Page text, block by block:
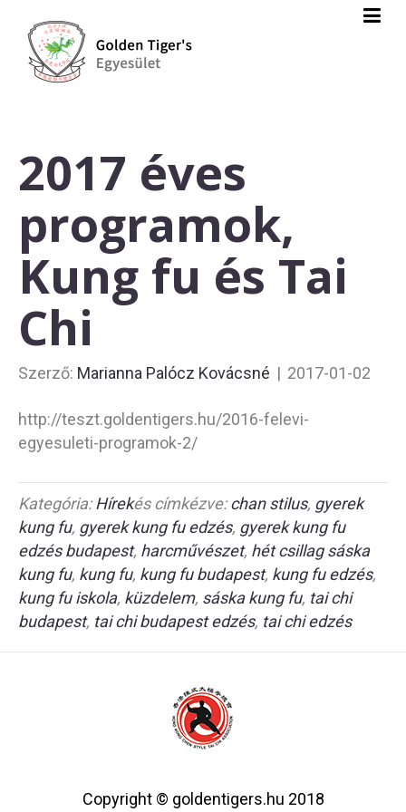
2017 éves
programok,
Kung fu és Tai
Chi
Szerző: Marianna Palócz Kovácsné | 2017-01-02
http://teszt.goldentigers.hu/2016-felevi-
egyesuleti-programok-2/
Kategória:Hírekés címkézve:chan stilus, gyerek
kung fu, gyerek kung fu edzés, gyerek kung fu
edzés budapest, harcművészet, hét csillag sáska
kung fu, kung fu, kung fu budapest, kung fu edzés,
kung fu iskola, küzdelem, sáska kung fu, tai chi
budapest, tai chi budapest edzés, tai chi edzés
Copyright © goldentigers.hu 2018